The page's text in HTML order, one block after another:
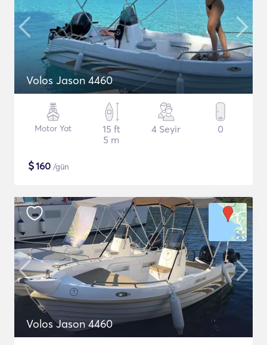
Volos Jason 4460
Motor Yat
15 ft
5 m
4 Seyir 0
$160 /gün
Volos Jason 4460